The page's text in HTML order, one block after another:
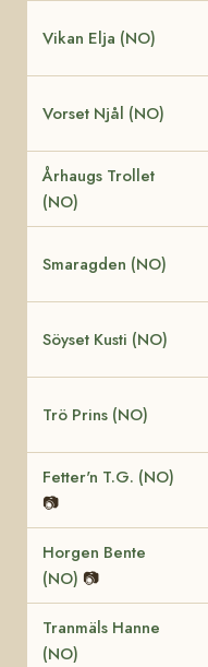
Vikan Elja (NO)
Vorset Njål (NO)
Århaugs Trollet
(NO)
Smaragden (NO)
Söyset Kusti (NO)
Trö Prins (NO)
Fetter'n T.G. (NO)
📷
Horgen Bente
(NO) 📷
Tranmäls Hanne
(NO)